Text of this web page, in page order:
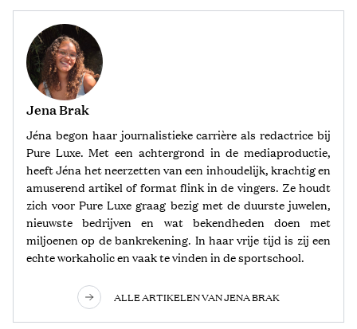
Jena Brak
Jéna begon haar journalistieke carrière als redactrice bij
Pure Luxe. Met een achtergrond in de mediaproductie,
heeft Jéna het neerzetten van een inhoudelijk, krachtig en
amuserend artikel of format flink in de vingers. Ze houdt
zich voor Pure Luxe graag bezig met de duurste juwelen,
nieuwste bedrijven en wat bekendheden doen met
miljoenen op de bankrekening. In haar vrije tijd is zij een
echte workaholic en vaak te vinden in de sportschool.
ALLE ARTIKELEN VAN JENA BRAK